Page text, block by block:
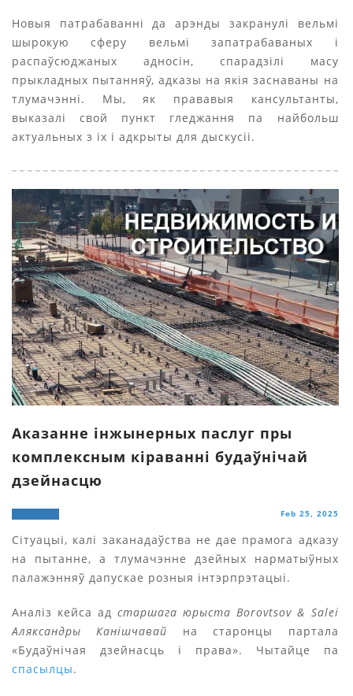
Новыя патрабаванні да арэнды закранулі вельмі
шырокую сферу вельмі запатрабаваных і
распаўсюджаных адносін, спарадзілі масу
прыкладных пытанняў, адказы на якія заснаваны на
тлумачэнні. Мы, як прававыя кансультанты,
выказалі свой пункт гледжання па найбольш
актуальных з іх і адкрыты для дыскусіі.
Аказанне інжынерных паслуг пры
комплексным кіраванні будаўнічай
дзейнасцю
Feb 25, 2025
Сітуацыі, калі заканадаўства не дае прамога адказу
на пытанне, а тлумачэнне дзейных нарматыўных
палажэнняў дапускае розныя інтэрпрэтацыі.
Аналіз кейса адстаршага юрыста Borovtsov & Salei
Аляксандры Канішчавай на старонцы партала
«Будаўнічая дзейнасць і права». Чытайце па
спасылцы.